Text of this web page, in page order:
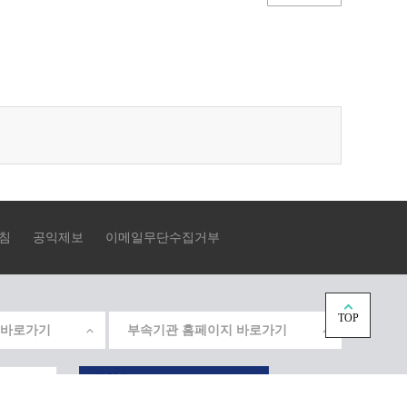
TOP
공익제보 이메일무단수집거부
로가기 부속기관 홈페이지 바로가기